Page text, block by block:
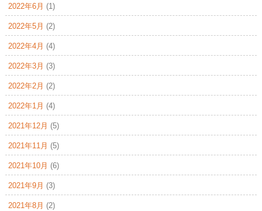
2022年6月 (1)
2022年5月 (2)
2022年4月 (4)
2022年3月 (3)
2022年2月 (2)
2022年1月 (4)
2021年12月 (5)
2021年11月 (5)
2021年10月 (6)
2021年9月 (3)
2021年8月 (2)